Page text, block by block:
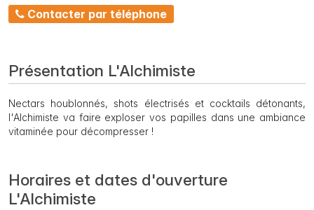
Contacter par téléphone
Présentation L'Alchimiste
Nectars houblonnés, shots électrisés et cocktails détonants,
l'Alchimiste va faire exploser vos papilles dans une ambiance
vitaminée pour décompresser !
Horaires et dates d'ouverture
L'Alchimiste